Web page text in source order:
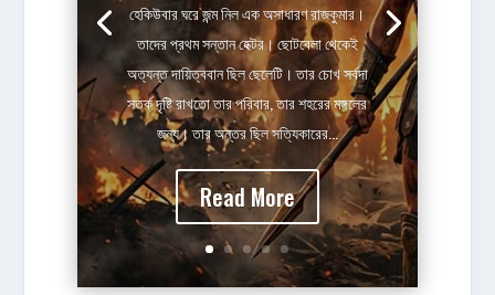
হেকিউবার ঘরে জন্ম নিল এক অসাধারণ রাজকুমার।
তাদের প্রথম সন্তান হেক্টর। ছোটবেলা থেকেই
অত্যন্ত দায়িত্ববান ছিল ছেলেটি। তার চোখ সর্বদা
সতর্ক দৃষ্টি রাখতো তার পরিবার, তার শহরের মঙ্গলের
জন্য। তার অন্তর ছিল সত্যিকারের...
Read More